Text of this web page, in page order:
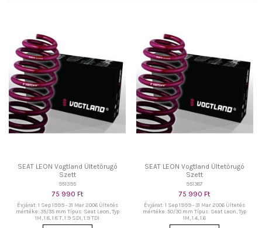
SEAT LEON Vogtland Ültetőrugó
Szett
951395
75 990 Ft
Évjárat: 1 Sep 1999 - 31 Mar 2006 Ültetés
mértéke: 35/35 mm Típus: Seat Leon, Typ
1M, 1.8, 1.8 T, 1.9 SDI, 1.9 TDI
SEAT LEON Vogtland Ültetőrugó
Szett
951387
75 990 Ft
Évjárat: 1 Sep 1999 - 31 Mar 2006 Ültetés
mértéke: 50/30 mm Típus: Seat Leon, Typ
1M, 1.4, 1.6